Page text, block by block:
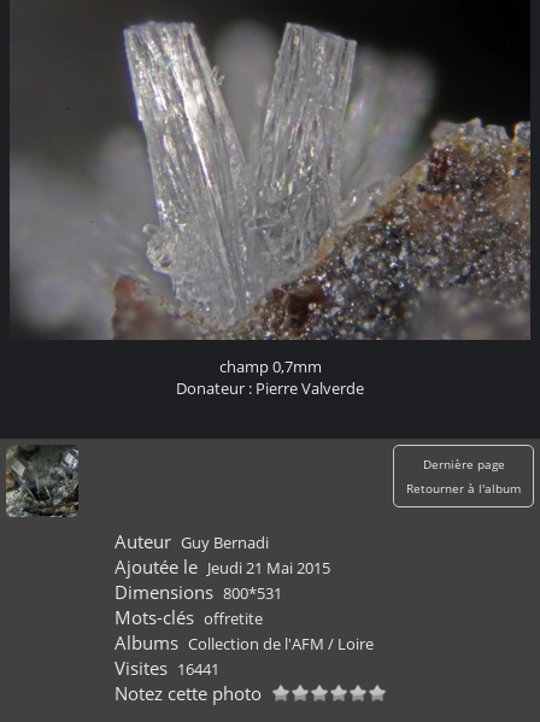
champ 0,7mm
Donateur : Pierre Valverde
Dernière page
Retourner à l'album
Auteur Guy Bernadi
Ajoutée le Jeudi 21 Mai 2015
Dimensions 800*531
Mots-clés offretite
Albums Collection de l'AFM / Loire
Visites 16441
Notez cette photo